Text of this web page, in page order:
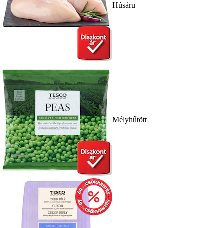
Húsáru
Mélyhűtött